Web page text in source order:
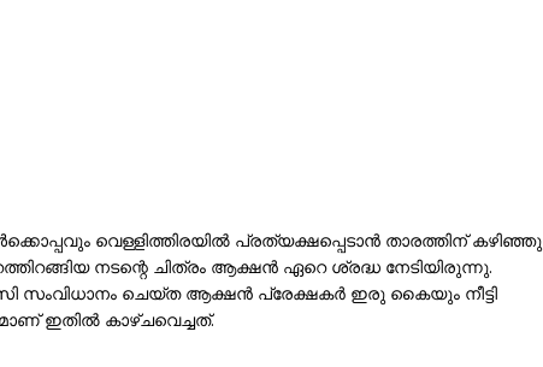
വെള്ളിത്തിരയിൽ പ്രത്യക്ഷപ്പെടാൻ താരത്തിന് കഴിഞ്ഞു
നടന്റെ ചിത്രം ആക്ഷൻ ഏറെ ശ്രദ്ധ നേടിയിരുന്നു.
സംവിധാനം ചെയ്ത ആക്ഷൻ പ്രേക്ഷകർ ഇരു കൈയും നീട്ടി
ഇതിൽ കാഴ്ചവെച്ചത്.